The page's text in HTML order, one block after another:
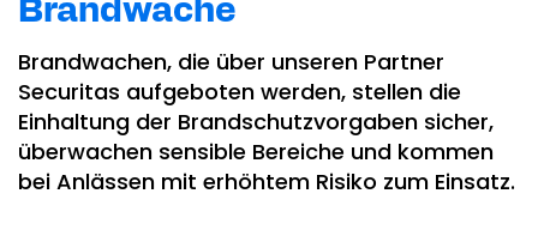
Brandwache
Brandwachen, die über unseren Partner
Securitas aufgeboten werden, stellen die
Einhaltung der Brandschutzvorgaben sicher,
überwachen sensible Bereiche und kommen
bei Anlässen mit erhöhtem Risiko zum Einsatz.